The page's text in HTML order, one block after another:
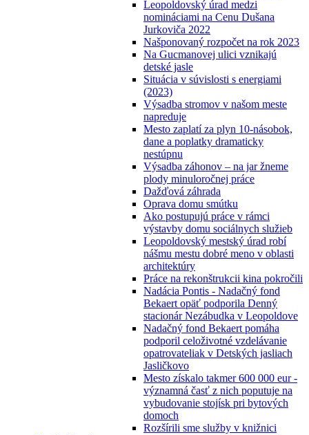
Leopoldovský úrad medzi
nomináciami na Cenu Dušana
Jurkoviča 2022
Našponovaný rozpočet na rok 2023
Na Gucmanovej ulici vznikajú
detské jasle
Situácia v súvislosti s energiami
(2023)
Výsadba stromov v našom meste
napreduje
Mesto zaplatí za plyn 10-násobok,
dane a poplatky dramaticky
nestúpnu
Výsadba záhonov – na jar žneme
plody minuloročnej práce
Dažďová záhrada
Oprava domu smútku
Ako postupujú práce v rámci
výstavby domu sociálnych služieb
Leopoldovský mestský úrad robí
nášmu mestu dobré meno v oblasti
architektúry
Práce na rekonštrukcii kina pokročili
Nadácia Pontis - Nadačný fond
Bekaert opäť podporila Denný
stacionár Nezábudka v Leopoldove
Nadačný fond Bekaert pomáha
podporil celoživotné vzdelávanie
opatrovateliak v Detských jasliach
Jasličkovo
Mesto získalo takmer 600 000 eur -
významná časť z nich poputuje na
vybudovanie stojísk pri bytových
domoch
Rozšírili sme služby v knižnici